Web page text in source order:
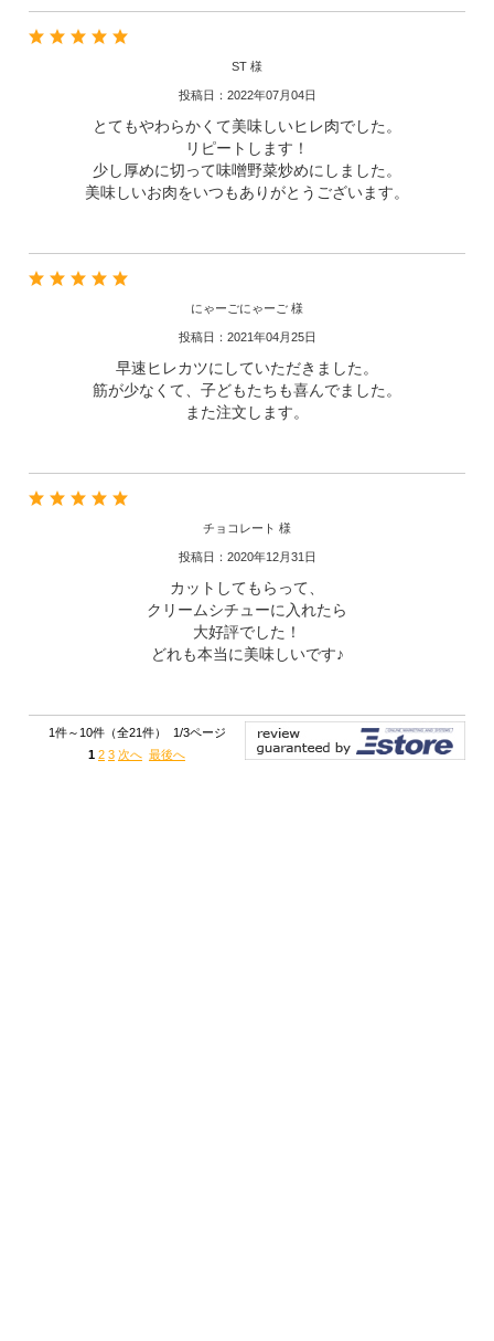
ST 様
投稿日：2022年07月04日
とてもやわらかくて美味しいヒレ肉でした。
リピートします！
少し厚めに切って味噌野菜炒めにしました。
美味しいお肉をいつもありがとうございます。
にゃーごにゃーご 様
投稿日：2021年04月25日
早速ヒレカツにしていただきました。
筋が少なくて、子どもたちも喜んでました。
また注文します。
チョコレート 様
投稿日：2020年12月31日
カットしてもらって、
クリームシチューに入れたら
大好評でした！
どれも本当に美味しいです♪
1件～10件（全21件） 1/3ページ
1 2 3 次へ 最後へ